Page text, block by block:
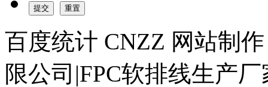
百度统计 CNZZ 网站制
限公司|FPC软排线生产